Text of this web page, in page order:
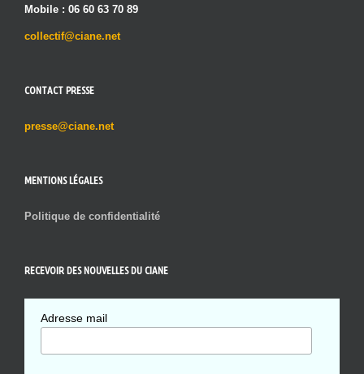
Mobile : 06 60 63 70 89
collectif@ciane.net
CONTACT PRESSE
presse@ciane.net
MENTIONS LÉGALES
Politique de confidentialité
RECEVOIR DES NOUVELLES DU CIANE
Adresse mail